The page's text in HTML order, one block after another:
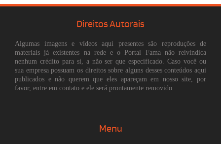
Direitos Autorais
Algumas imagens e vídeos aqui presentes são reproduções de
materiais já existentes na rede e o Portal Fama não reivindica
nenhum crédito para si, a não ser que especificado. Caso você ou
sua empresa possuam os direitos sobre alguns desses conteúdos aqui
publicados e não querem que eles apareçam em nosso site, por
favor, entre em contato e ele será prontamente removido.
Menu